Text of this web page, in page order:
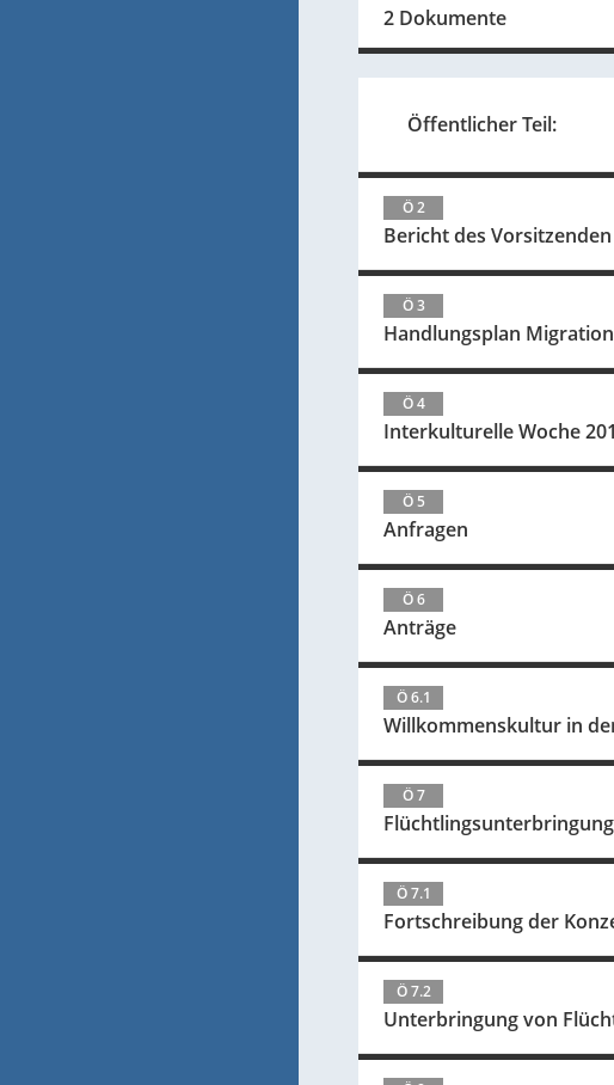
2 Dokumente
Öffentlicher Teil:
Ö 2
Bericht des Vorsitzenden
Ö 3
Handlungsplan
Ö 4
Interkulturelle Woche
Ö 5
Anfragen
Ö 6
Anträge
Ö 6.1
Willkommenskultur in
Ö 7
Ö 7.1
Fortschreibung der
Ö 7.2
Unterbringung von